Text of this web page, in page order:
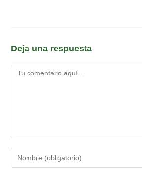
Deja una respuesta
Comentario
tu